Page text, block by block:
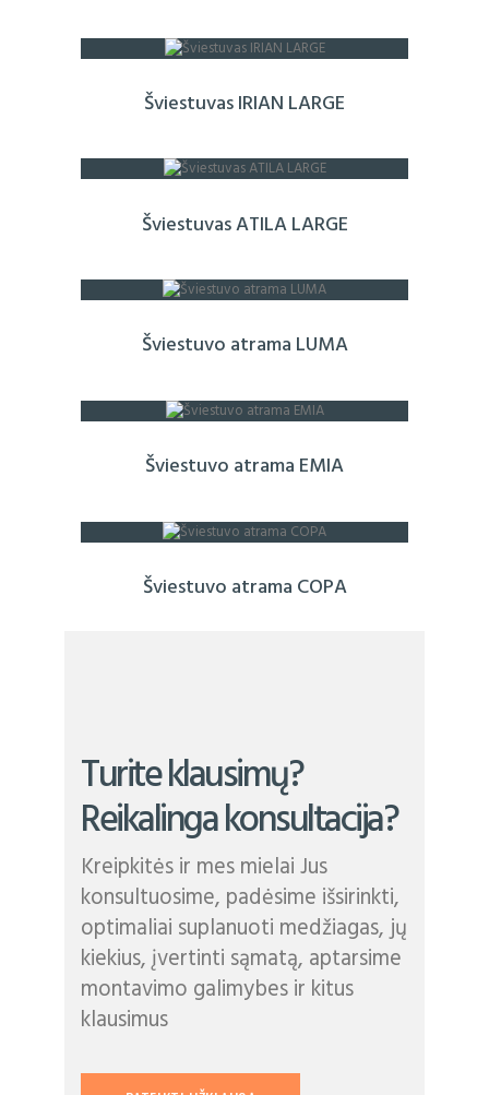
Šviestuvas IRIAN LARGE
Šviestuvas ATILA LARGE
Šviestuvo atrama LUMA
Šviestuvo atrama EMIA
Šviestuvo atrama COPA
Turite klausimų?
Reikalinga konsultacija?
Kreipkitės ir mes mielai Jus
konsultuosime, padėsime išsirinkti,
optimaliai suplanuoti medžiagas, jų
kiekius, įvertinti sąmatą, aptarsime
montavimo galimybes ir kitus
klausimus